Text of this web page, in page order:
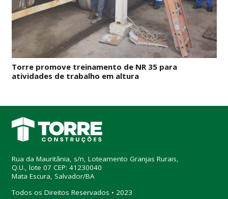
Torre promove treinamento de NR 35 para
atividades de trabalho em altura
Rua da Mauritânia, s/n, Loteamento Granjas Rurais,
Q.U., lote 07 CEP: 41230040
Mata Escura, Salvador/BA
Todos os Direitos Reservados • 2023